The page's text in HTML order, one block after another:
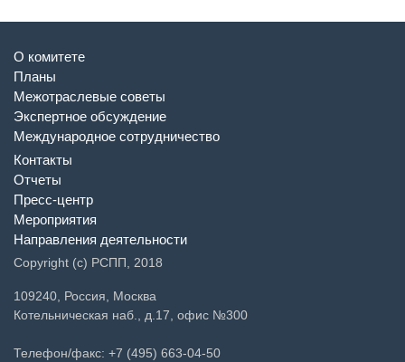
О комитете
Планы
Межотраслевые советы
Экспертное обсуждение
Международное сотрудничество
Контакты
Отчеты
Пресс-центр
Мероприятия
Направления деятельности
Copyright (c) РСПП, 2018
109240, Россия, Москва
Котельническая наб., д.17, офис №300
Телефон/факс: +7 (495) 663-04-50